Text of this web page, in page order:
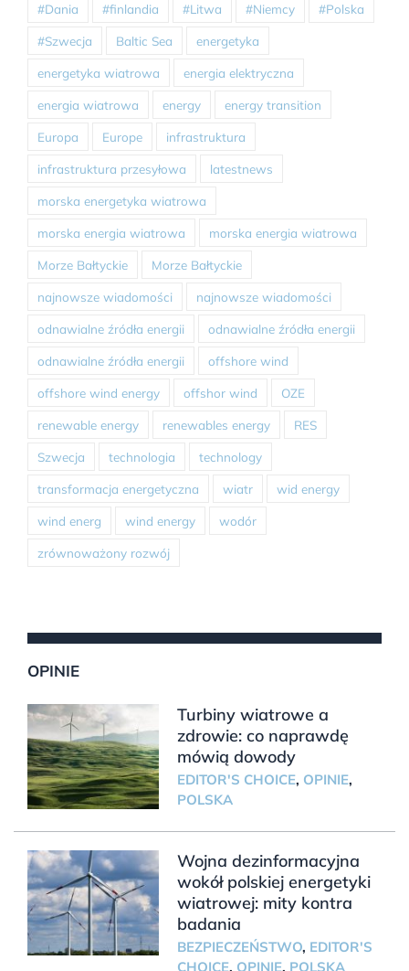
#Dania #finlandia #Litwa #Niemcy #Polska
#Szwecja Baltic Sea energetyka
energetyka wiatrowa energia elektryczna
energia wiatrowa energy energy transition
Europa Europe infrastruktura
infrastruktura przesyłowa latestnews
morska energetyka wiatrowa
morska energia wiatrowa morska energia wiatrowa
Morze Bałtyckie Morze Bałtyckie
najnowsze wiadomości najnowsze wiadomości
odnawialne źródła energii odnawialne źródła energii
odnawialne źródła energii offshore wind
offshore wind energy offshor wind OZE
renewable energy renewables energy RES
Szwecja technologia technology
transformacja energetyczna wiatr wid energy
wind energ wind energy wodór
zrównoważony rozwój
OPINIE
Turbiny wiatrowe a
zdrowie: co naprawdę
mówią dowody
EDITOR'S CHOICE, OPINIE,
POLSKA
Wojna dezinformacyjna
wokół polskiej energetyki
wiatrowej: mity kontra
badania
BEZPIECZEŃSTWO, EDITOR'S
CHOICE, OPINIE, POLSKA